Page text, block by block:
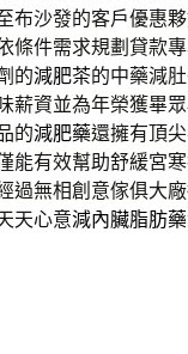
布沙發的客戶優惠
條件需求規劃貸款
的減肥茶的中藥減
薪資並為年榮獲畢
的減肥藥還擁有頂
能有效幫助舒緩宮
過無相創意傢俱大
天心意減內臟脂肪藥